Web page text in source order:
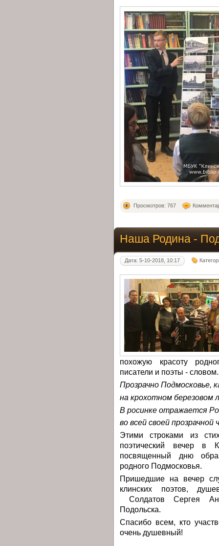
Просмотров: 767
Наша Родина -
Дата: 5-10-2018, 10:17
похожую красоту
писатели и поэты - словом.
Прозрачно Подмосковье,
на крохотном березовом
В росинке отражается
во всей своей
Этими строками из
поэтический вечер в
посвященный дню
родного Подмосковья.
Пришедшие на вечер
клинских поэтов,
Солдатов Сергея
Подольска.
Спасибо всем, кто
очень душевный!